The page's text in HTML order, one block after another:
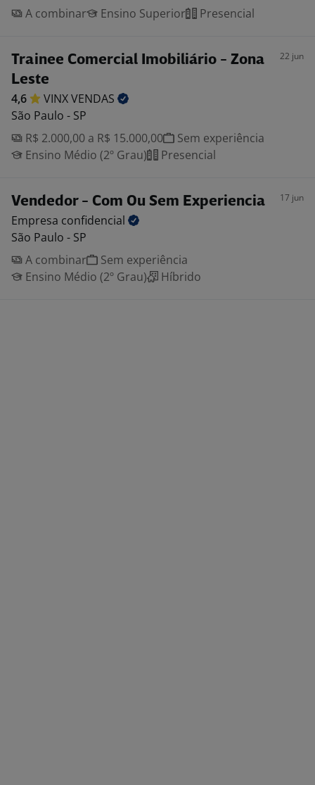
A combinar Ensino Superior Presencial
Trainee Comercial Imobiliário - Zona
Leste
22 jun
4,6 VINXVENDAS
São Paulo - SP
R$ 2.000,00 a R$ 15.000,00
Sem experiência
Ensino Médio (2º Grau)
Presencial
Vendedor - Com Ou Sem Experiencia 17 jun
Empresa confidencial
São Paulo - SP
A combinar
Sem experiência
Ensino Médio (2º Grau)
Híbrido